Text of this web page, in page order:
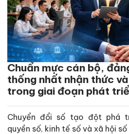
Chuẩn mực cán bộ,
thống nhất nhận thức
trong giai đoạn phát
Chuyển đổi số tạo đột phá
quyền số, kinh tế số và xã hội